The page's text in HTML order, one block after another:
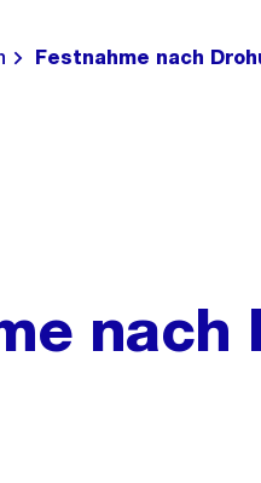
Festnahme nach
nach